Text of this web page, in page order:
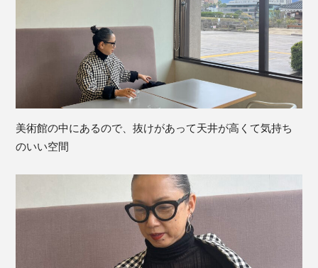
美術館の中にあるので、抜けがあって天井が高くて気持ち
のいい空間